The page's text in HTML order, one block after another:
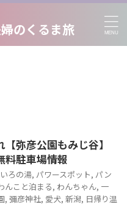
のくるま旅
弥彦公園もみじ谷】
料駐車場情報
ろの湯, パワースポット, パン
んこと泊まる, わんちゃん, 一
, 彌彦神社, 愛犬, 新潟, 日帰り温